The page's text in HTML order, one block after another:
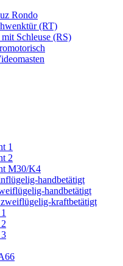
Rondo
(RT)
Schleuse (RS)
1
2
M30/K4
handbetätigt
handbetätigt
kraftbetätigt